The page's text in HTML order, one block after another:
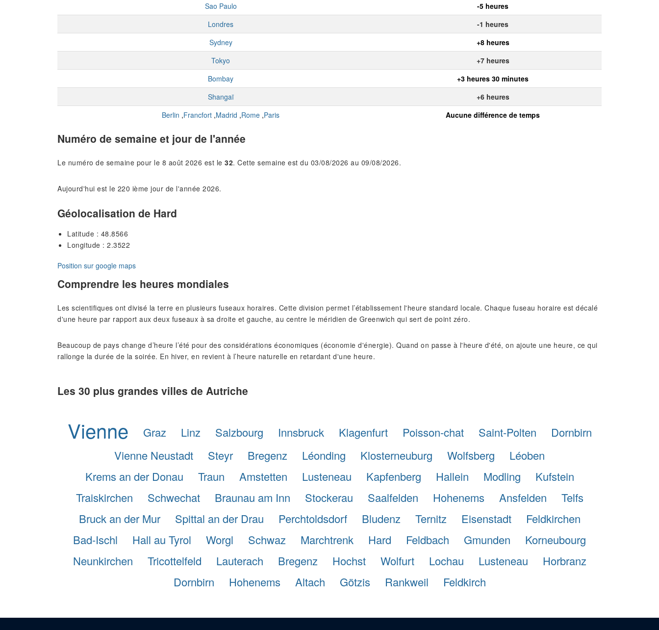
Sao Paulo
-5 heures
Londres
-1 heures
Sydney
+8 heures
Tokyo
+7 heures
Bombay
+3 heures 30 minutes
Shangaï
+6 heures
Berlin ,Francfort ,Madrid ,Rome ,Paris Aucune différence de temps
Numéro de semaine et jour de l'année
Le numéro de semaine pour le 8 août 2026 est le 32. Cette semaine est du 03/08/2026 au 09/08/2026.
Aujourd'hui est le 220 ième jour de l'année 2026.
Géolocalisation de Hard
Latitude : 48.8566
Longitude : 2.3522
Position sur google maps
Comprendre les heures mondiales
Les scientifiques ont divisé la terre en plusieurs fuseaux horaires. Cette division permet l’établissement l'heure standard locale. Chaque fuseau horaire est décalé
d'une heure par rapport aux deux fuseaux à sa droite et gauche, au centre le méridien de Greenwich qui sert de point zéro.
Beaucoup de pays change d’heure l’été pour des considérations économiques (économie d'énergie). Quand on passe à l'heure d'été, on ajoute une heure, ce qui
rallonge la durée de la soirée. En hiver, en revient à l’heure naturelle en retardant d'une heure.
Les 30 plus grandes villes de Autriche
Vienne Graz Linz Salzbourg Innsbruck Klagenfurt Poisson-chat Saint-Polten
Dornbirn
Vienne Neustadt
Steyr Bregenz Léonding Klosterneuburg Wolfsberg
Léoben
Krems an der Donau
Traun Amstetten Lusteneau Kapfenberg Hallein Modling
Kufstein
Traiskirchen
Schwechat Braunau am Inn Stockerau Saalfelden Hohenems Ansfelden
Telfs
Bruck an der Mur
Spittal an der Drau Perchtoldsdorf Bludenz Ternitz Eisenstadt
Feldkirchen
Bad-Ischl
Hall au Tyrol Worgl Schwaz Marchtrenk Hard Feldbach Gmunden
Korneubourg
Neunkirchen
Tricottelfeld Lauterach Bregenz Hochst Wolfurt Lochau Lusteneau
Horbranz
Dornbirn
Hohenems Altach Götzis Rankweil Feldkirch